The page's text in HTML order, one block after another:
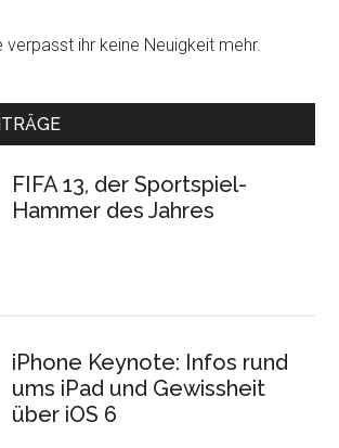
verpasst ihr keine Neuigkeit mehr.
FIFA 13, der Sportspiel-
Hammer des Jahres
iPhone Keynote: Infos rund
ums iPad und Gewissheit
über iOS 6